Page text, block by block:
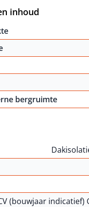
inhoud
bergruimte
(bouwjaar indicatief)